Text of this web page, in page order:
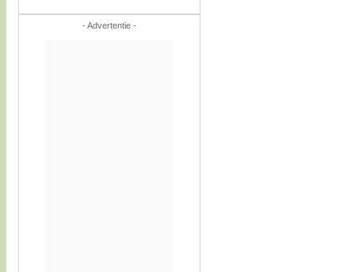
- Advertentie -